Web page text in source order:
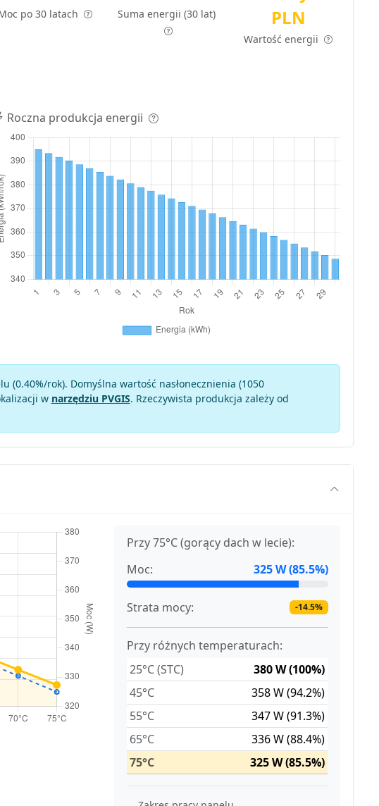
po 30 latach Suma energii (30 lat)
PLN
Wartość energii
Roczna produkcja energii
(0.40%/rok). Domyślna wartość nasłonecznienia (1050
w narzędziu PVGIS. Rzeczywista produkcja zależy od
Przy 75°C (gorący dach w lecie):
Moc:
325 W (85.5%)
Strata mocy: -14.5%
Przy różnych temperaturach:
25°C (STC)
380 W (100%)
45°C
358 W (94.2%)
55°C
347 W (91.3%)
65°C
336 W (88.4%)
75°C
325 W (85.5%)